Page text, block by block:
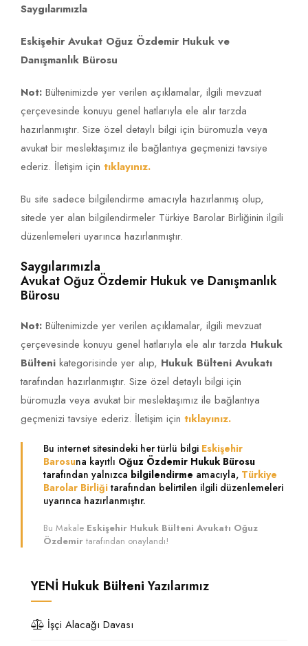
Saygılarımızla
Eskişehir Avukat Oğuz Özdemir Hukuk ve
Danışmanlık Bürosu
Not: Bültenimizde yer verilen açıklamalar, ilgili mevzuat
çerçevesinde konuyu genel hatlarıyla ele alır tarzda
hazırlanmıştır. Size özel detaylı bilgi için büromuzla veya
avukat bir meslektaşımız ile bağlantıya geçmenizi tavsiye
ederiz. İletişim için tıklayınız.
Bu site sadece bilgilendirme amacıyla hazırlanmış olup,
sitede yer alan bilgilendirmeler Türkiye Barolar Birliğinin ilgili
düzenlemeleri uyarınca hazırlanmıştır.
Saygılarımızla
Avukat Oğuz Özdemir Hukuk ve Danışmanlık
Bürosu
Not: Bültenimizde yer verilen açıklamalar, ilgili mevzuat
çerçevesinde konuyu genel hatlarıyla ele alır tarzda Hukuk
Bülteni kategorisinde yer alıp, Hukuk Bülteni Avukatı
tarafından hazırlanmıştır. Size özel detaylı bilgi için
büromuzla veya avukat bir meslektaşımız ile bağlantıya
geçmenizi tavsiye ederiz. İletişim için tıklayınız.
Bu internet sitesindeki her türlü bilgi Eskişehir
Barosuna kayıtlı Oğuz Özdemir Hukuk Bürosu
tarafından yalnızca bilgilendirme amacıyla, Türkiye
Barolar Birliği tarafından belirtilen ilgili düzenlemeleri
uyarınca hazırlanmıştır.
Bu Makale Eskişehir Hukuk Bülteni Avukatı Oğuz
Özdemir tarafından onaylandı!
YENİ Hukuk BülteniYazılarımız
İşçi Alacağı Davası